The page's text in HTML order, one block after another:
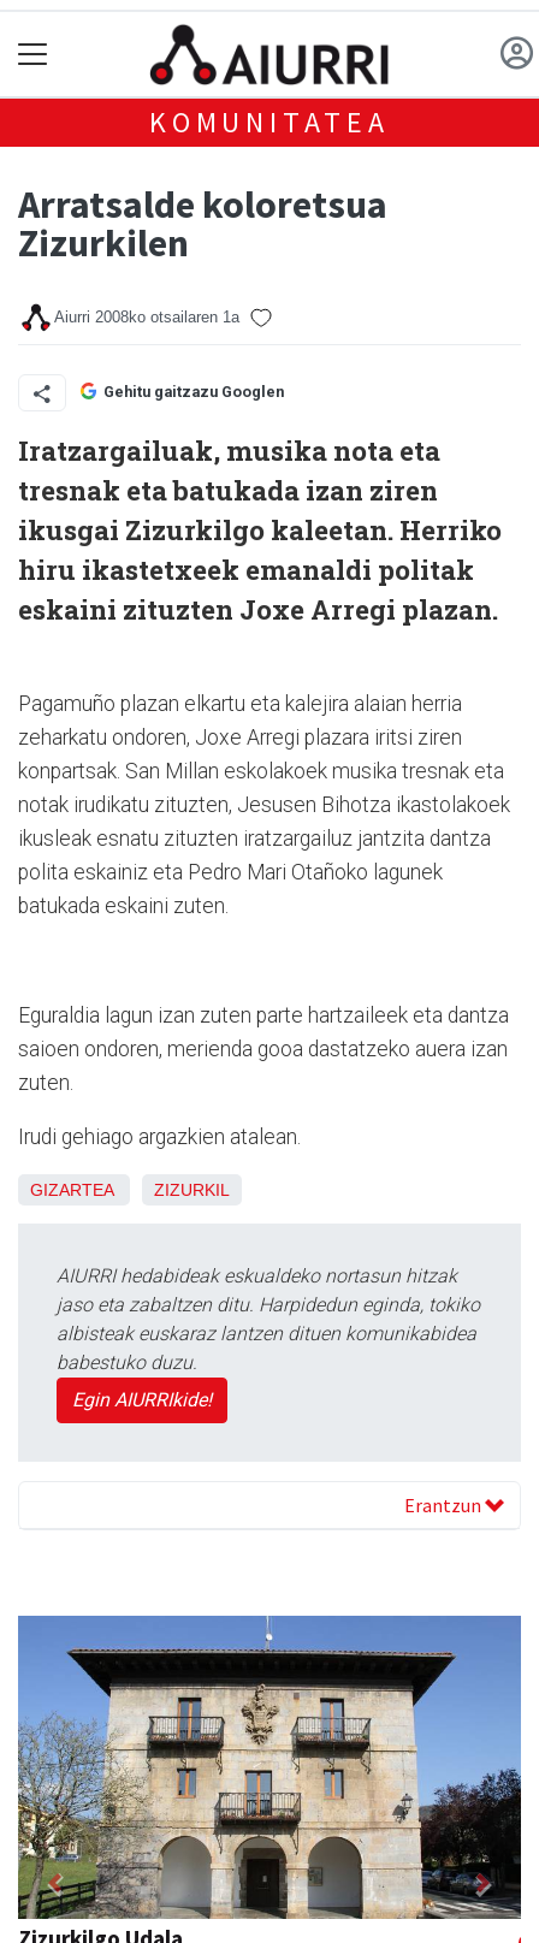
KOMUNITATEA
Arratsalde koloretsua
Zizurkilen
Aiurri 2008ko otsailaren 1a
Gehitu gaitzazu Googlen
Iratzargailuak, musika nota eta
tresnak eta batukada izan ziren
ikusgai Zizurkilgo kaleetan. Herriko
hiru ikastetxeek emanaldi politak
eskaini zituzten Joxe Arregi plazan.
Pagamuño plazan elkartu eta kalejira alaian herria
zeharkatu ondoren, Joxe Arregi plazara iritsi ziren
konpartsak. San Millan eskolakoek musika tresnak eta
notak irudikatu zituzten, Jesusen Bihotza ikastolakoek
ikusleak esnatu zituzten iratzargailuz jantzita dantza
polita eskainiz eta Pedro Mari Otañoko lagunek
batukada eskaini zuten.
Eguraldia lagun izan zuten parte hartzaileek eta dantza
saioen ondoren, merienda gooa dastatzeko auera izan
zuten.
Irudi gehiago argazkien atalean.
GIZARTEA ZIZURKIL
AIURRI hedabideak eskualdeko nortasun hitzak
jaso eta zabaltzen ditu. Harpidedun eginda, tokiko
albisteak euskaraz lantzen dituen komunikabidea
babestuko duzu.
Egin AIURRIkide!
Erantzun
Previous